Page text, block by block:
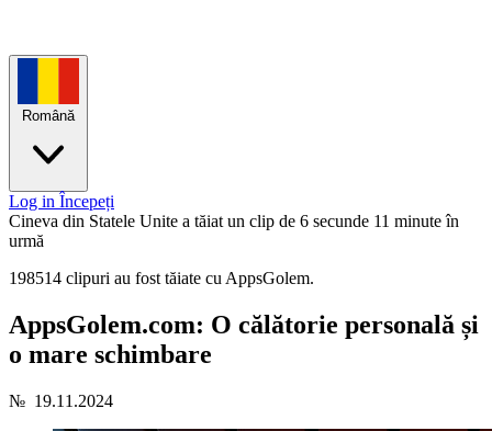
Română
Log in Începeți
Cineva din Statele Unite a tăiat un clip de 6 secunde 11 minute în
urmă
198514 clipuri au fost tăiate cu AppsGolem.
AppsGolem.com: O călătorie personală și
o mare schimbare
№ 19.11.2024